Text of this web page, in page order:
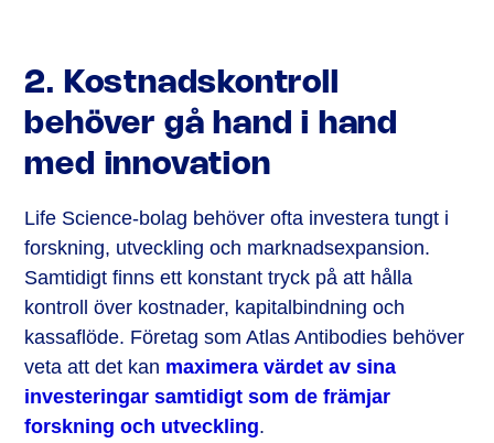
2. Kostnadskontroll
behöver gå hand i hand
med innovation
Life Science-bolag behöver ofta investera tungt i
forskning, utveckling och marknadsexpansion.
Samtidigt finns ett konstant tryck på att hålla
kontroll över kostnader, kapitalbindning och
kassaflöde. Företag som Atlas Antibodies behöver
veta att det kan maximera värdet av sina
investeringar samtidigt som de främjar
forskning och utveckling.